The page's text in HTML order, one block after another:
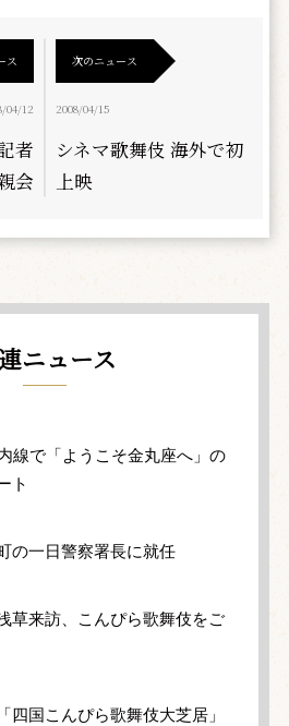
ス
04/12
者
会
次のニュース
2008/04/15
シネマ歌舞伎 海外で初
上映
ニュース
線で「ようこそ金丸座へ」の
ト
の一日警察署長に就任
草来訪、こんぴら歌舞伎をご
四国こんぴら歌舞伎大芝居」